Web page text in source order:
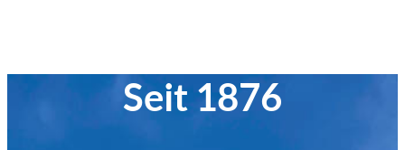
Seit 1876